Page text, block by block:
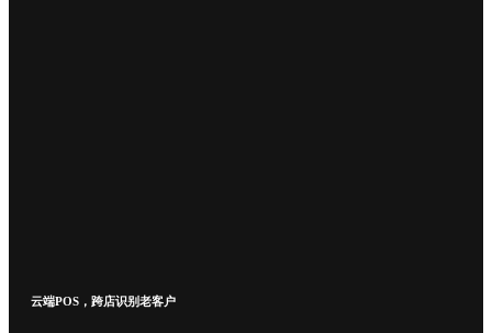
云端POS，跨店识别老客户